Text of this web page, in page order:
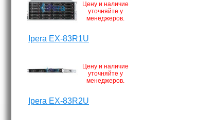
Цену и наличие
уточняйте у
менеджеров.
Ipera EX-83R1U
Цену и наличие
уточняйте у
менеджеров.
Ipera EX-83R2U